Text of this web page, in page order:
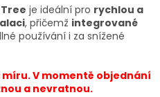
je ideální pro rychlou a
, přičemž integrované
používání i za snížené
V momentě objednání
a nevratnou.